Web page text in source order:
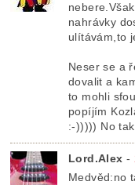
nahrávky
ulítávám,to
Neser se a
dovalit a
to mohli
popíjím
:-))))) No
Lord.Alex -
Medvěd:no